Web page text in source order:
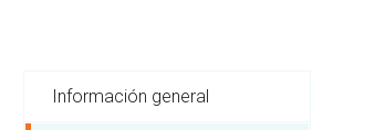
Información general